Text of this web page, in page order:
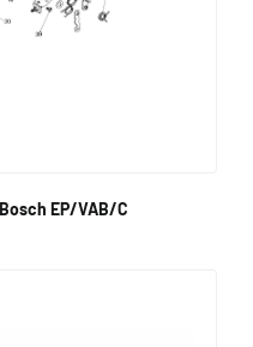
EP/VAB/C